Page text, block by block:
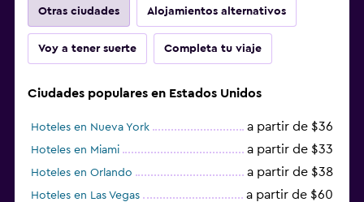
Otras ciudades Alojamientos alternativos
Voy a tener suerte Completa tu viaje
Ciudades populares en Estados Unidos
Hoteles en Nueva York a partir de $36
Hoteles en Miami a partir de $33
Hoteles en Orlando a partir de $38
Hoteles en Las Vegas a partir de $60